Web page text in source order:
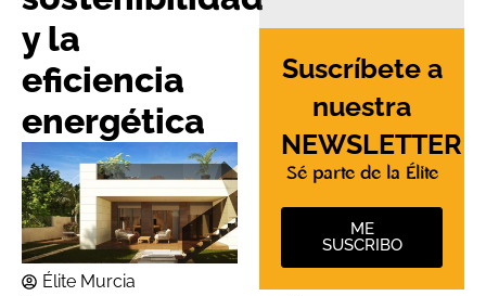
y la
eficiencia
energética
Élite Murcia
Suscríbete a
nuestra
NEWSLETTER
Sé parte de la Élite
ME
SUSCRIBO